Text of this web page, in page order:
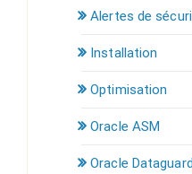
Alertes de
Installation
Optimisation
Oracle ASM
Oracle Dataguard